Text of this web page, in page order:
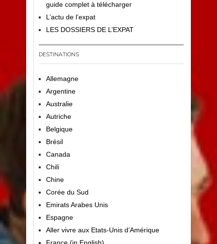
guide complet à télécharger
L’actu de l’expat
LES DOSSIERS DE L’EXPAT
DESTINATIONS
Allemagne
Argentine
Australie
Autriche
Belgique
Brésil
Canada
Chili
Chine
Corée du Sud
Emirats Arabes Unis
Espagne
Aller vivre aux Etats-Unis d’Amérique